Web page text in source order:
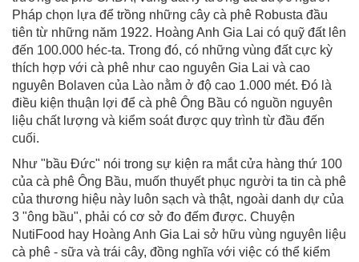
Pháp chọn lựa để trồng những cây cà phê Robusta đầu
tiên từ những năm 1922. Hoàng Anh Gia Lai có quỹ đất lên
đến 100.000 héc-ta. Trong đó, có những vùng đất cực kỳ
thích hợp với cà phê như cao nguyên Gia Lai và cao
nguyên Bolaven của Lào nằm ở độ cao 1.000 mét. Đó là
điều kiện thuận lợi để cà phê Ông Bầu có nguồn nguyên
liệu chất lượng và kiểm soát được quy trình từ đầu đến
cuối.
Như "bầu Đức" nói trong sự kiện ra mắt cửa hàng thứ 100
của cà phê Ông Bầu, muốn thuyết phục người ta tin cà phê
của thương hiệu này luôn sạch và thật, ngoài danh dự của
3 "ông bầu", phải có cơ sở đo đếm được. Chuyện
NutiFood hay Hoàng Anh Gia Lai sở hữu vùng nguyên liệu
cà phê - sữa và trái cây, đồng nghĩa với việc có thể kiểm